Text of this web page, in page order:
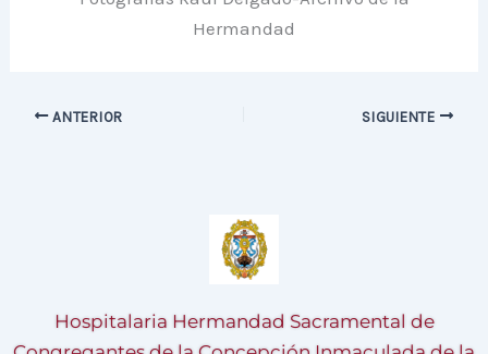
Hermandad
ANTERIOR SIGUIENTE
Hospitalaria Hermandad Sacramental de